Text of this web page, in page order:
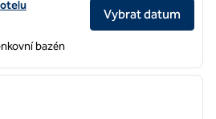
Homewood Suites by Hilton
Vybrat datum
bazén
další